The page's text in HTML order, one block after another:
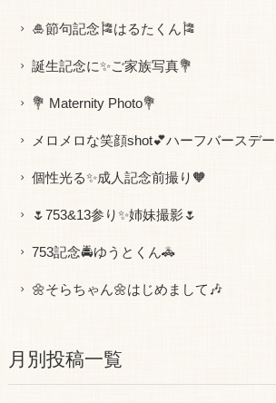
🎍節句記念🎏はるたくん🎏
誕生記念に✨ご家族写真💐
💐 Maternity Photo💐
メロメロな笑顔shot💕ハーフバースデー
個性光る✨成人記念前撮り🧡
🌷753&13参り✨姉妹撮影🌷
753記念🚔ゆうとくん🚓
🌼そらちゃん🌼はじめまして🎶
月別投稿一覧